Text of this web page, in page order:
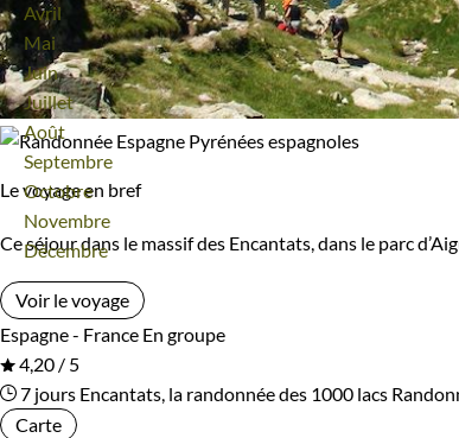
Avril
Mai
Juin
Juillet
Août
Septembre
Octobre
Novembre
Décembre
Le voyage en bref
Ce séjour dans le massif des Encantats, dans le parc
Voir le voyage
Espagne - France En groupe
4,20 / 5
7 jours Encantats, la randonnée des 1000 lacs
Carte